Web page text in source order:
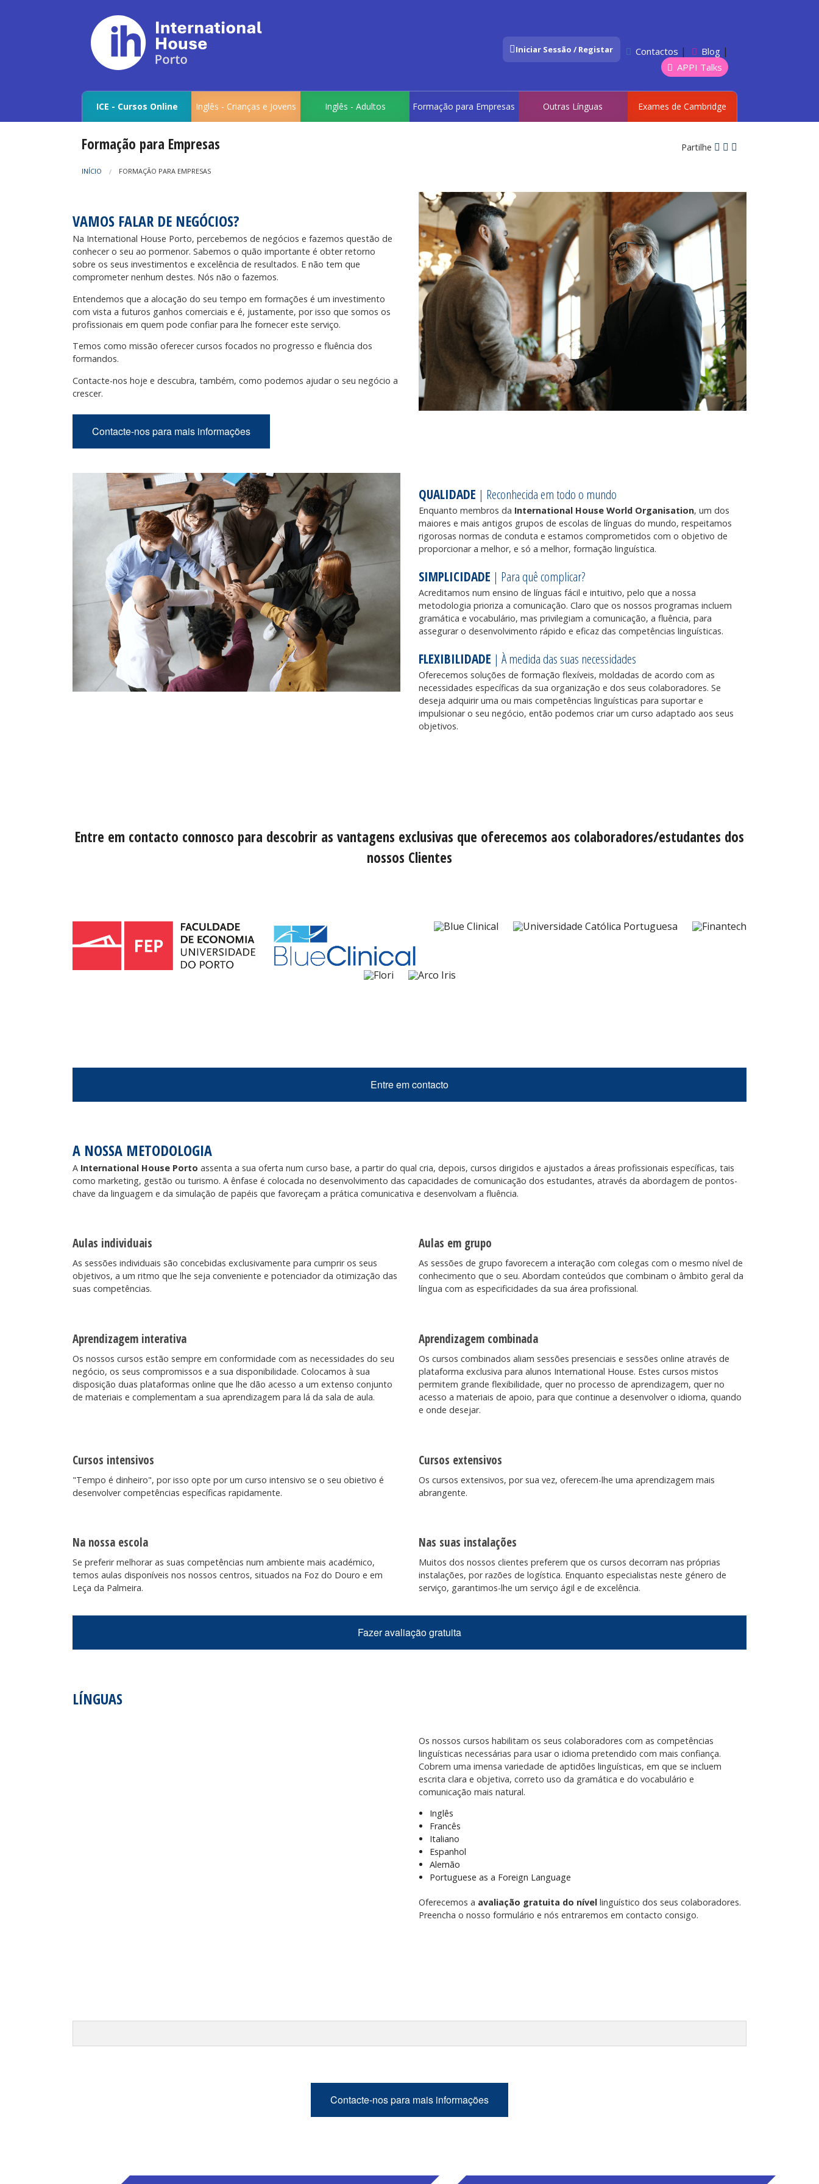
Iniciar Sessão / Registar Contactos | Blog|
APPI Talks
ICE - Cursos Online Inglês - Crianças e Jovens Inglês - Adultos Formação para Empresas Outras Línguas Exames de Cambridge
Formação para Empresas Partilhe
INÍCIO FORMAÇÃO PARA EMPRESAS
VAMOS FALAR DE NEGÓCIOS?
Na International House Porto, percebemos de negócios e fazemos questão de
conhecer o seu ao pormenor. Sabemos o quão importante é obter retorno
sobre os seus investimentos e excelência de resultados. E não tem que
comprometer nenhum destes. Nós não o fazemos.
Entendemos que a alocação do seu tempo em formações é um investimento
com vista a futuros ganhos comerciais e é, justamente, por isso que somos os
profissionais em quem pode confiar para lhe fornecer este serviço.
Temos como missão oferecer cursos focados no progresso e fluência dos
formandos.
Contacte-nos hoje e descubra, também, como podemos ajudar o seu negócio a
crescer.
Contacte-nos para mais informações
QUALIDADE | Reconhecida em todo o mundo
Enquanto membros da International House World Organisation, um dos
maiores e mais antigos grupos de escolas de línguas do mundo, respeitamos
rigorosas normas de conduta e estamos comprometidos com o objetivo de
proporcionar a melhor, e só a melhor, formação linguística.
SIMPLICIDADE | Para quê complicar?
Acreditamos num ensino de línguas fácil e intuitivo, pelo que a nossa
metodologia prioriza a comunicação. Claro que os nossos programas incluem
gramática e vocabulário, mas privilegiam a comunicação, a fluência, para
assegurar o desenvolvimento rápido e eficaz das competências linguísticas.
FLEXIBILIDADE | À medida das suas necessidades
Oferecemos soluções de formação flexíveis, moldadas de acordo com as
necessidades específicas da sua organização e dos seus colaboradores. Se
deseja adquirir uma ou mais competências linguísticas para suportar e
impulsionar o seu negócio, então podemos criar um curso adaptado aos seus
objetivos.
Entre em contacto connosco para descobrir as vantagens exclusivas que oferecemos aos colaboradores/estudantes dos
nossos Clientes
Entre em contacto
A NOSSA METODOLOGIA
A International House Porto assenta a sua oferta num curso base, a partir do qual cria, depois, cursos dirigidos e ajustados a áreas profissionais específicas, tais
como marketing, gestão ou turismo. A ênfase é colocada no desenvolvimento das capacidades de comunicação dos estudantes, através da abordagem de pontos-
chave da linguagem e da simulação de papéis que favoreçam a prática comunicativa e desenvolvam a fluência.
Aulas individuais
As sessões individuais são concebidas exclusivamente para cumprir os seus
objetivos, a um ritmo que lhe seja conveniente e potenciador da otimização das
suas competências.
Aulas em grupo
As sessões de grupo favorecem a interação com colegas com o mesmo nível de
conhecimento que o seu. Abordam conteúdos que combinam o âmbito geral da
língua com as especificidades da sua área profissional.
Aprendizagem interativa
Os nossos cursos estão sempre em conformidade com as necessidades do seu
negócio, os seus compromissos e a sua disponibilidade. Colocamos à sua
disposição duas plataformas online que lhe dão acesso a um extenso conjunto
de materiais e complementam a sua aprendizagem para lá da sala de aula.
Aprendizagem combinada
Os cursos combinados aliam sessões presenciais e sessões online através de
plataforma exclusiva para alunos International House. Estes cursos mistos
permitem grande flexibilidade, quer no processo de aprendizagem, quer no
acesso a materiais de apoio, para que continue a desenvolver o idioma, quando
e onde desejar.
Cursos intensivos
"Tempo é dinheiro", por isso opte por um curso intensivo se o seu obietivo é
desenvolver competências específicas rapidamente.
Cursos extensivos
Os cursos extensivos, por sua vez, oferecem-lhe uma aprendizagem mais
abrangente.
Na nossa escola
Se preferir melhorar as suas competências num ambiente mais académico,
temos aulas disponíveis nos nossos centros, situados na Foz do Douro e em
Leça da Palmeira.
Nas suas instalações
Muitos dos nossos clientes preferem que os cursos decorram nas próprias
instalações, por razões de logística. Enquanto especialistas neste género de
serviço, garantimos-lhe um serviço ágil e de excelência.
Fazer avaliação gratuita
LÍNGUAS
Os nossos cursos habilitam os seus colaboradores com as competências
linguísticas necessárias para usar o idioma pretendido com mais confiança.
Cobrem uma imensa variedade de aptidões linguísticas, em que se incluem
escrita clara e objetiva, correto uso da gramática e do vocabulário e
comunicação mais natural.
Inglês
Francês
Italiano
Espanhol
Alemão
Portuguese as a Foreign Language
Oferecemos a avaliação gratuita do nível linguístico dos seus colaboradores.
Preencha o nosso formulário e nós entraremos em contacto consigo.
Contacte-nos para mais informações